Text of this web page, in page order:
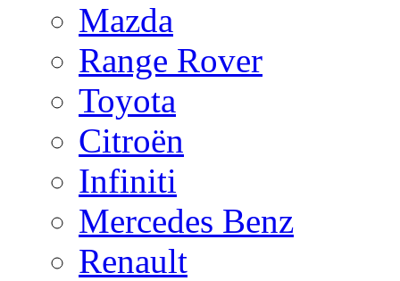
Mazda
Range Rover
Toyota
Citroën
Infiniti
Mercedes Benz
Renault